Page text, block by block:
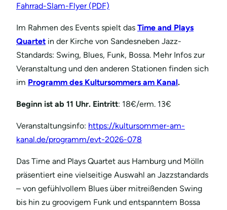
Fahrrad-Slam-Flyer (PDF)
Im Rahmen des Events spielt das Time and Plays
Quartet in der Kirche von Sandesneben Jazz-
Standards: Swing, Blues, Funk, Bossa. Mehr Infos zur
Veranstaltung und den anderen Stationen finden sich
im Programm des Kultursommers am Kanal.
Beginn ist ab 11 Uhr. Eintritt: 18€/erm. 13€
Veranstaltungsinfo: https://kultursommer-am-
kanal.de/programm/evt-2026-078
Das Time and Plays Quartet aus Hamburg und Mölln
präsentiert eine vielseitige Auswahl an Jazzstandards
– von gefühlvollem Blues über mitreißenden Swing
bis hin zu groovigem Funk und entspanntem Bossa